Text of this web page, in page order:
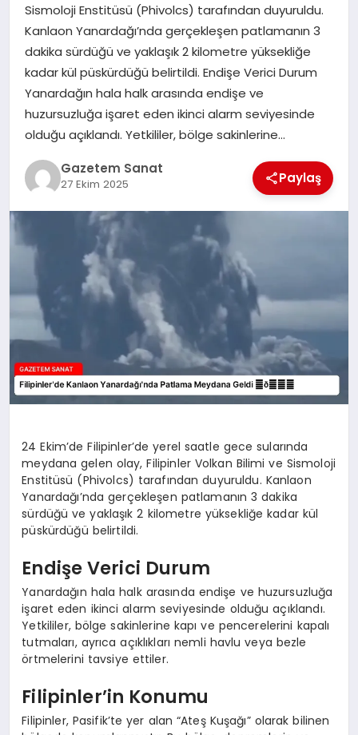
SAĞLIK
DÜNYA
EĞITIM
Sismoloji Enstitüsü (Phivolcs) tarafından duyuruldu.
Kanlaon Yanardağı’nda gerçekleşen patlamanın 3
dakika sürdüğü ve yaklaşık 2 kilometre yüksekliğe
kadar kül püskürdüğü belirtildi. Endişe Verici Durum
Yanardağın hala halk arasında endişe ve
huzursuzluğa işaret eden ikinci alarm seviyesinde
olduğu açıklandı. Yetkililer, bölge sakinlerine…
Gazetem Sanat
27 Ekim 2025 Paylaş
24 Ekim’de Filipinler’de yerel saatle gece sularında
meydana gelen olay, Filipinler Volkan Bilimi ve Sismoloji
Enstitüsü (Phivolcs) tarafından duyuruldu. Kanlaon
Yanardağı’nda gerçekleşen patlamanın 3 dakika
sürdüğü ve yaklaşık 2 kilometre yüksekliğe kadar kül
püskürdüğü belirtildi.
Endişe Verici Durum
Yanardağın hala halk arasında endişe ve huzursuzluğa
işaret eden ikinci alarm seviyesinde olduğu açıklandı.
Yetkililer, bölge sakinlerine kapı ve pencerelerini kapalı
tutmaları, ayrıca açıklıkları nemli havlu veya bezle
örtmelerini tavsiye ettiler.
Filipinler’in Konumu
Filipinler, Pasifik’te yer alan “Ateş Kuşağı” olarak bilinen